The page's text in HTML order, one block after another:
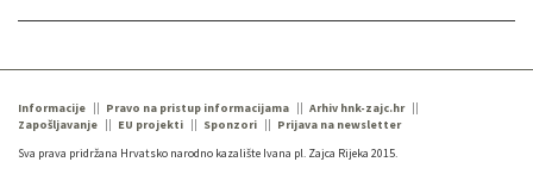
Informacije Pravo na pristup informacijama
Arhiv hnk-zajc.hr
Zapošljavanje
EU projekti Sponzori
Prijava na newsletter
Sva prava pridržana Hrvatsko narodno kazalište Ivana pl. Zajca Rijeka 2015.